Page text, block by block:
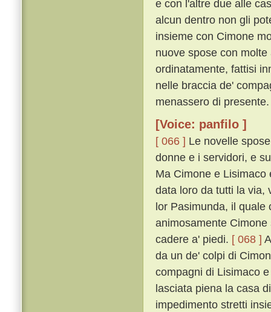
e con l'altre due alle
alcun dentro non gli
insieme con Cimone
nuove spose con
ordinatamente, fattisi
nelle braccia de'
menassero di presente.
[Voice: panfilo ]
[ 066 ] Le novelle
donne e i servidori, e
Ma Cimone e
data loro da tutti la via,
lor Pasimunda, il quale
animosamente
cadere a' piedi. [ 068 ]
da un de' colpi di
compagni di Lisimaco
lasciata piena la casa
impedimento stretti